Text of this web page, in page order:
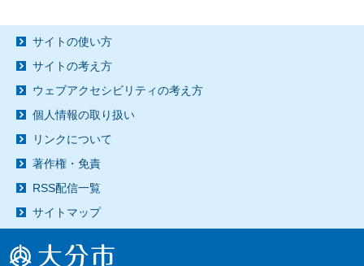
サイトの使い方
サイトの考え方
ウェブアクセシビリティの考え方
個人情報の取り扱い
リンクについて
著作権・免責
RSS配信一覧
サイトマップ